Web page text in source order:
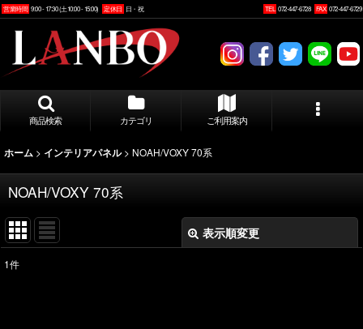
営業時間 9:00 - 17:30 (土10:00 - 15:00) 定休日 日・祝 TEL 072-447-6728 FAX 072-447-6729
商品検索 カテゴリ ご利用案内
ホーム > インテリアパネル > NOAH/VOXY 70系
NOAH/VOXY 70系
表示順変更
1件